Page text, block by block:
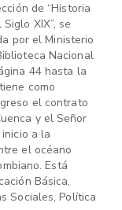
de “Historia
XIX”, se
por el Ministerio
Nacional
44 hasta la
como
el contrato
y el Señor
a la
el océano
Está
Básica,
Sociales, Política